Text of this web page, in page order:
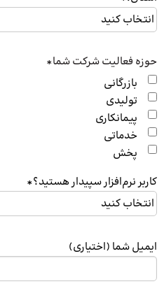
حوزه فعالیت شرکت شما*
بازرگانی
تولیدی
پیمانکاری
خدماتی
پخش
کاربر نرم‌افزار سپیدار هستید؟*
ایمیل شما (اختیاری)